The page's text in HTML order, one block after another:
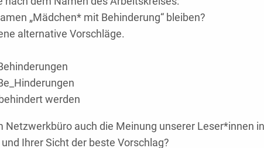
„Mädchen* mit Behinderung“ bleiben?
alternative Vorschläge.
werden
Netzwerkbüro auch die Meinung unserer Leser*innen
Ihrer Sicht der beste Vorschlag?